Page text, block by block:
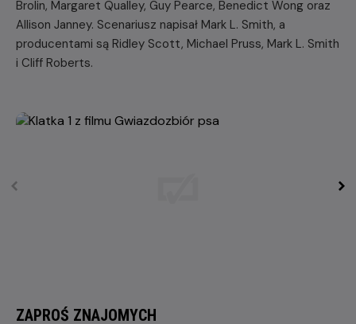
Brolin, Margaret Qualley, Guy Pearce, Benedict Wong oraz
Allison Janney. Scenariusz napisał Mark L. Smith, a
producentami są Ridley Scott, Michael Pruss, Mark L. Smith
i Cliff Roberts.
ZAPROŚ ZNAJOMYCH